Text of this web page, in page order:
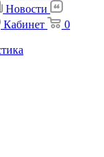
Новости
Кабинет
0